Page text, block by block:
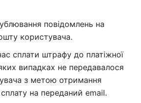
повідомлень на
користувача.
сплати штрафу до платіжної
випадках не передавалося
з метою отримання
сплату на переданий email.